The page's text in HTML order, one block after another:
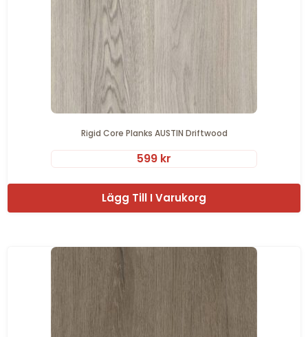
Rigid Core Planks AUSTIN Driftwood
599 kr
Lägg Till I Varukorg